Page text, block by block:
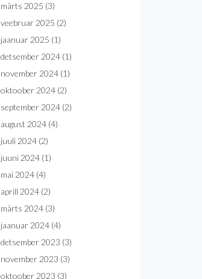
märts 2025 (3)
veebruar 2025 (2)
jaanuar 2025 (1)
detsember 2024(1)
november 2024(1)
oktoober 2024(2)
september 2024(2)
august 2024(4)
juuli 2024(2)
juuni 2024(1)
mai 2024(4)
aprill 2024(2)
märts 2024(3)
jaanuar 2024(4)
detsember 2023 (3)
november 2023 (3)
oktoober 2023 (3)